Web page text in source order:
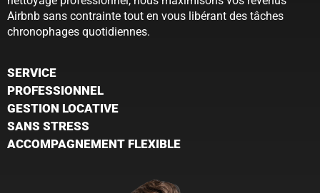
Airbnb sans contrainte tout en vous libérant des tâches
chronophages quotidiennes.
SERVICE
PROFESSIONNEL
GESTION LOCATIVE
SANS STRESS
ACCOMPAGNEMENT FLEXIBLE